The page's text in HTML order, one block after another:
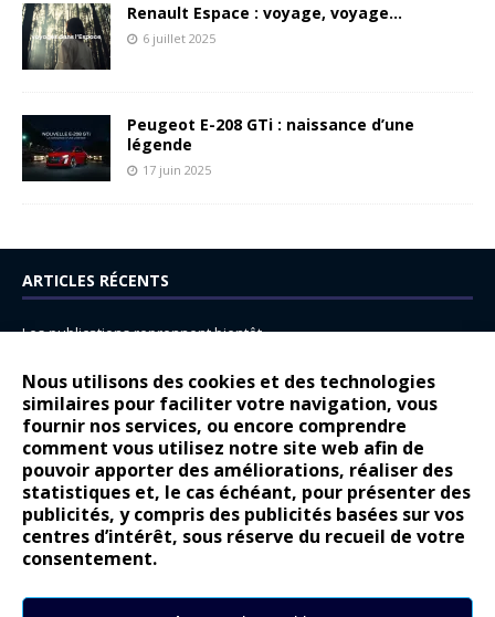
Nous utilisons des cookies et des technologies
similaires pour faciliter votre navigation, vous
fournir nos services, ou encore comprendre
comment vous utilisez notre site web afin de
pouvoir apporter des améliorations, réaliser des
statistiques et, le cas échéant, pour présenter des
publicités, y compris des publicités basées sur vos
centres d’intérêt, sous réserve du recueil de votre
consentement.
Renault Espace : voyage, voyage…
6 juillet 2025
Peugeot E-208 GTi : naissance d’une
légende
17 juin 2025
ARTICLES RÉCENTS
Les publications reprennent bientôt…
14 juillet : nouveau film de marque pour Citroën
Renault Espace : voyage, voyage…
Peugeot E-208 GTi : naissance d’une légende
COMMENTAIRES RÉCENTS
Bernard Dardartdans
Gilly